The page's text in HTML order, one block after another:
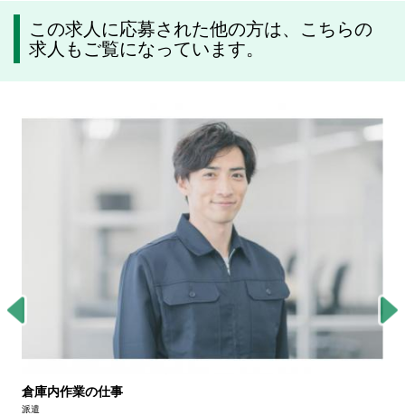
この求人に応募された他の方は、こちらの
求人もご覧になっています。
倉庫内作業の仕事
派遣